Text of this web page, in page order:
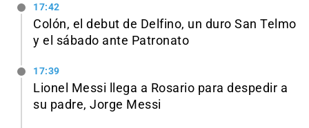
17:42
Colón, el debut de Delfino, un duro San Telmo
y el sábado ante Patronato
17:39
Lionel Messi llega a Rosario para despedir a
su padre, Jorge Messi